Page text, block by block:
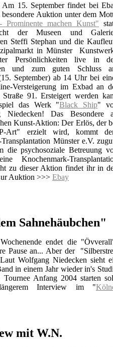
Am 15. September findet bei
besondere Auktion unter dem
machen Kunst"
der Museen und
Steffi Stephan und die
in Münster
Persönlichkeiten live in
und zum guten Schluss
September) ab 14 Uhr bei
Versteigerung im Exbad an
Straße 91. Ersteigert werden
das Werk "Black Ship"
Niedecken! Das Besondere
Kunst-Aktion: Der Erlös, der
Art" erzielt wird, kommt
Münster e.V.
die psychosoziale Betreuung
Knochenmark-
zu dieser Aktion findet ihr in
Auktion >>> Ebay
Sahnehäubchen"
endet die
Pause an... Aber der
Wolfgang Niedecken sieht
in einem Jahr wieder in's
Anfang 2004 starten
Interview im "
mit W.N.